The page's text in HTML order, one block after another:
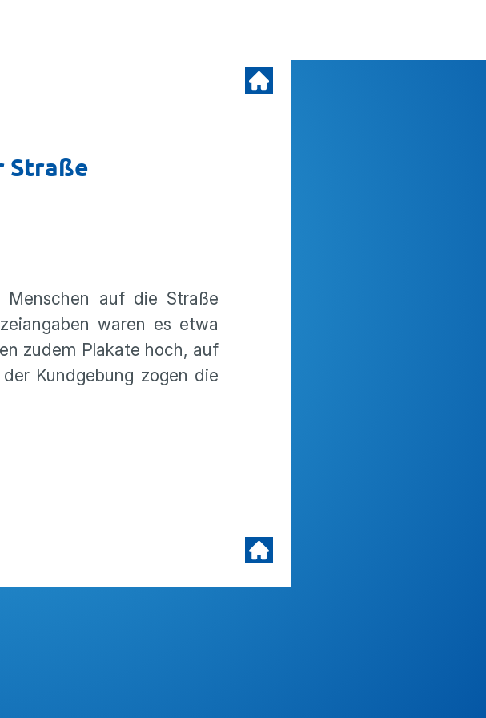
Straße
Menschen auf die Straße
waren es etwa
zudem Plakate hoch, auf
Kundgebung zogen die